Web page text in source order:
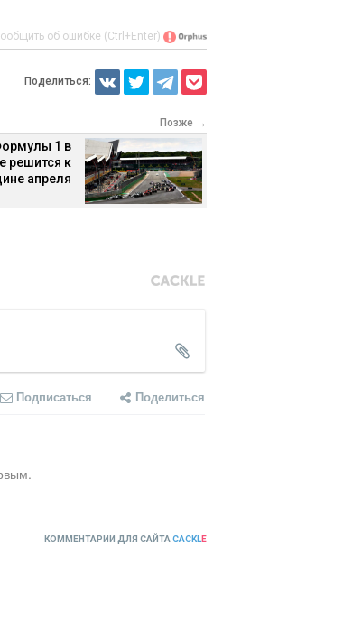
об ошибке (Ctrl+Enter)
Поделиться:
Позже →
1 в
решится к
апреля
Подписаться Поделиться
КОММЕНТАРИИ ДЛЯ САЙТА CACKLE